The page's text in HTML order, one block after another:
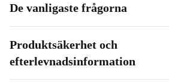
De vanligaste frågorna
Produktsäkerhet och
efterlevnadsinformation